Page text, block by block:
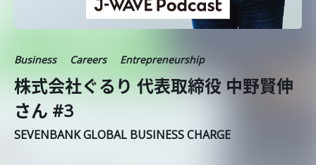
Business Careers Entrepreneurship
株式会社ぐるり 代表取締役 中野賢伸
さん #3
SEVENBANK GLOBAL BUSINESS CHARGE